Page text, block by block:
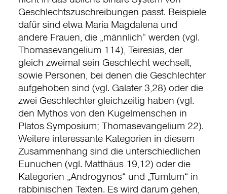
Geschlechtszuschreibungen passt. Beispiele
dafür sind etwa Maria Magdalena und
andere Frauen, die „männlich“ werden (vgl.
Thomasevangelium 114), Teiresias, der
gleich zweimal sein Geschlecht wechselt,
sowie Personen, bei denen die Geschlechter
aufgehoben sind (vgl. Galater 3,28) oder die
zwei Geschlechter gleichzeitig haben (vgl.
den Mythos von den Kugelmenschen in
Platos Symposium; Thomasevangelium 22).
Weitere interessante Kategorien in diesem
Zusammenhang sind die unterschiedlichen
Eunuchen (vgl. Matthäus 19,12) oder die
Kategorien „Androgynos“ und „Tumtum“ in
rabbinischen Texten. Es wird darum gehen,